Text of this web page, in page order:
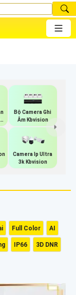
Bộ Camera Ghi
Âm Kbvision
Camera Ip Ultra
3k Kbvision
Full Color AI
IP66 3D DNR